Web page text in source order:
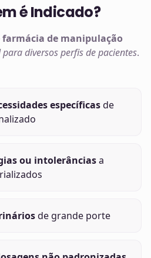
é Indicado?
farmácia de manipulação
para diversos perfis de pacientes.
específicasde
ou intolerânciasa
de grande porte